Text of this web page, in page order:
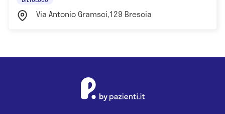
Via Antonio Gramsci,129 Brescia